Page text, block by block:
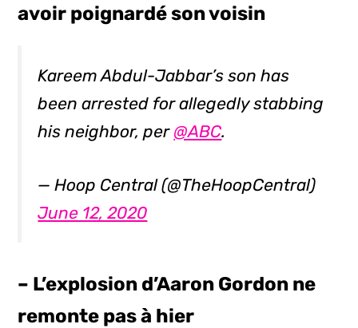
avoir poignardé son voisin
Kareem Abdul-Jabbar’s son has
been arrested for allegedly stabbing
his neighbor, per @ABC.
— Hoop Central (@TheHoopCentral)
June 12, 2020
– L’explosion d’Aaron Gordon ne
remonte pas à hier